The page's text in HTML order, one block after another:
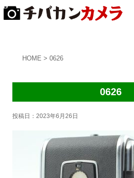
HOME > 0626
0626
投稿日： 2023年6月26日